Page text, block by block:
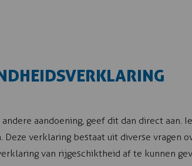
aandoening, geef dit dan direct aan.
Deze verklaring bestaat uit diverse
van rijgeschiktheid af te kunnen